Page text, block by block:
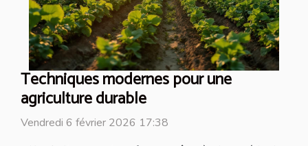
Techniques modernes pour une
agriculture durable
Vendredi 6 février 2026 17:38